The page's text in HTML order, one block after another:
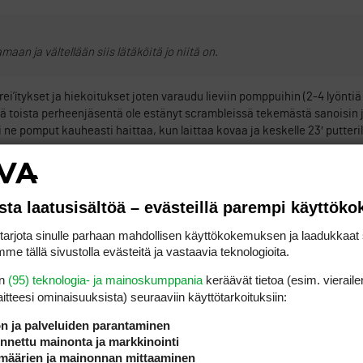
ja vältellään siis lätäköitä jo niitä on.
ja hiekoitukset joten varaudu lieviin pomppuihin (2-4
toista perheenjäsentä ole estänyt scrambleissä tekemästä sanoisin
pomput kauheasti haittaa, kun laittaa kovaa ja keskelle 23′
perus greeninilmastointi vaan ja ainoastaan parantaa greenin
tehty?
laatusisältöä – evästeillä parempi
sinulle parhaan mahdollisen käyttökokemuksen ja laadukkaat
tällä sivustolla evästeitä ja vastaavia teknologioita.
(95) teknologia- ja mainoskumppania keräävät tietoa (esim.
ominaisuuk­sista) seuraaviin käyttötarkoituksiin:
ja palveluiden parantaminen
mainonta ja markkinointi
ja mainonnan mittaaminen